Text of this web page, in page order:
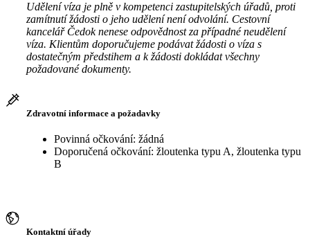
Udělení víza je plně v kompetenci zastupitelských úřadů, proti
zamítnutí žádosti o jeho udělení není odvolání. Cestovní
kancelář Čedok nenese odpovědnost za případné neudělení
víza. Klientům doporučujeme podávat žádosti o víza s
dostatečným předstihem a k žádosti dokládat všechny
požadované dokumenty.
Zdravotní informace a požadavky
Povinná očkování: žádná
Doporučená očkování: žloutenka typu A, žloutenka typu
B
Kontaktní úřady